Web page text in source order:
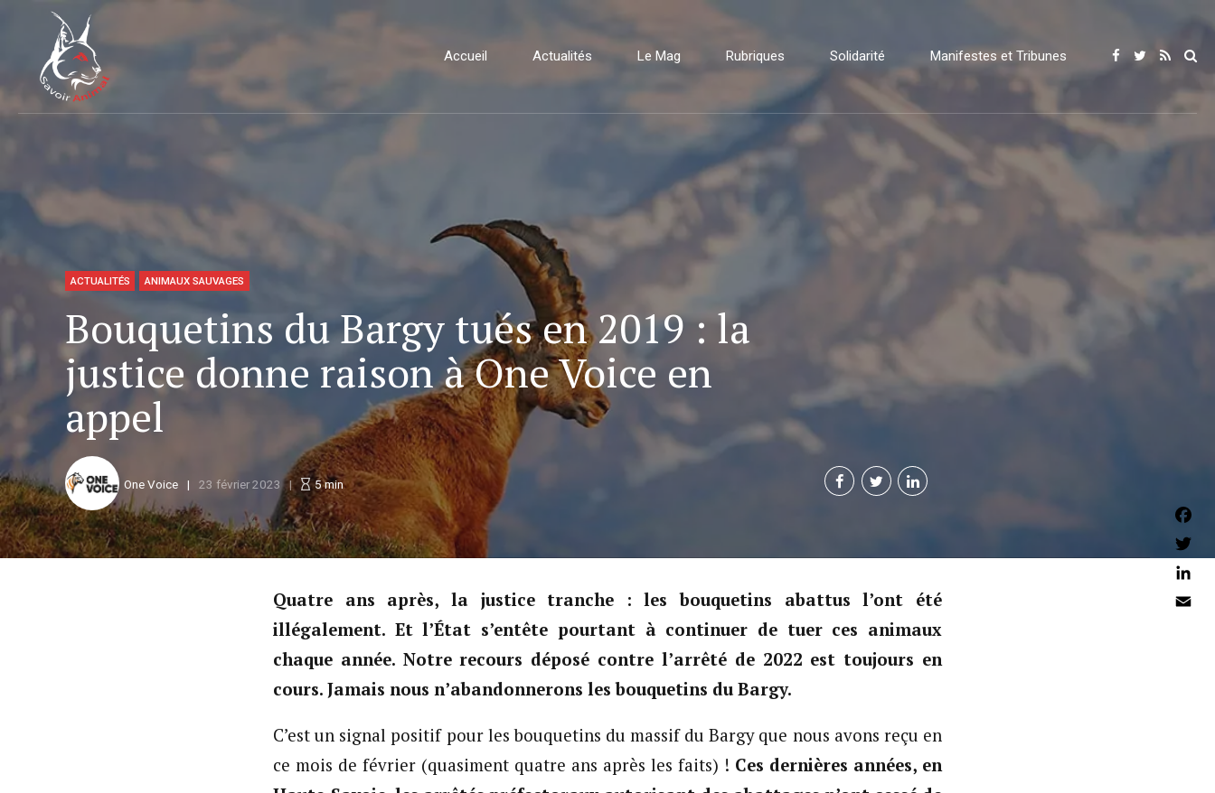
Accueil Actualités Le Mag Rubriques Solidarité Manifestes et Tribunes
ACTUALITÉS ANIMAUX SAUVAGES
Bouquetins du Bargy tués en 2019 : la
justice donne raison à One Voice en
appel
One Voice 23 février 2023 5min
Quatre ans après, la justice tranche : les bouquetins abattus l’ont été
illégalement. Et l’État s’entête pourtant à continuer de tuer ces animaux
chaque année. Notre recours déposé contre l’arrêté de 2022 est toujours en
cours. Jamais nous n’abandonnerons les bouquetins du Bargy.
C’est un signal positif pour les bouquetins du massif du Bargy que nous avons reçu en
ce mois de février (quasiment quatre ans après les faits) ! Ces dernières années, en
Twitter